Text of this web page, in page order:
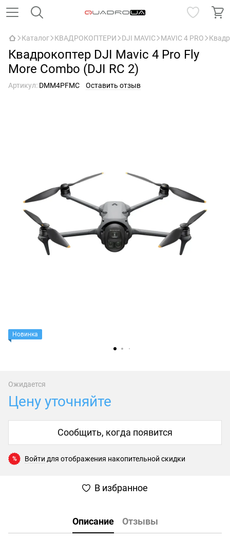
Каталог КВАДРОКОПТЕРИ DJI MAVIC MAVIC 4 PRO
Квадрокоптер DJI Mavic 4 Pro Fly
More Combo (DJI RC 2)
Артикул: DMM4PFMC Оставить отзыв
Новинка
Ожидается
Цену уточняйте
Сообщить, когда появится
% Войти для отображения накопительной скидки
В избранное
Описание Отзывы